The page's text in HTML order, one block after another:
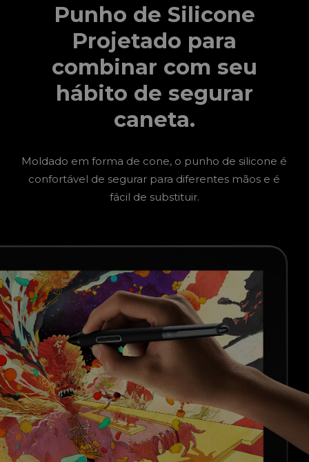
Punho de Silicone
Projetado para
combinar com seu
hábito de segurar
caneta.
Moldado em forma de cone, o punho de silicone é
confortável de segurar para diferentes mãos e é
fácil de substituir.